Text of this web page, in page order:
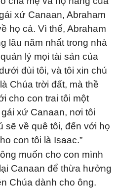
xứ Canaan, Abraham
họ cả. Vì thế, Abraham
lâu năm nhất trong nhà
lý mọi tài sản của
đùi tôi, và tôi xin chú
Chúa trời đất, mà thề
cho con trai tôi một
xứ Canaan, nơi tôi
sẽ về quê tôi, đến với họ
con tôi là Isaac.”
muốn cho con mình
Canaan để thừa hưởng
Chúa dành cho ông.